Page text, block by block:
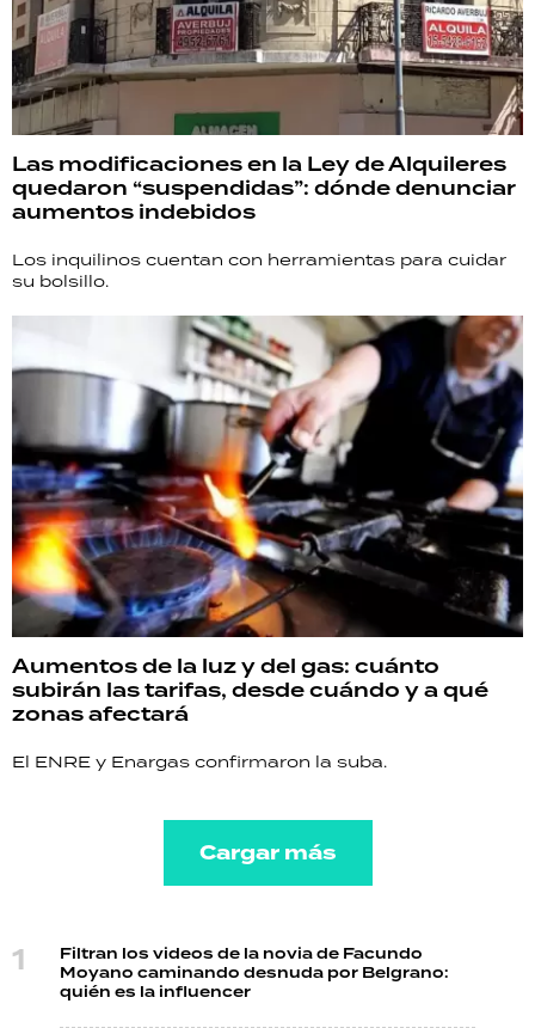
Las modificaciones en la Ley de Alquileres
quedaron “suspendidas”: dónde denunciar
aumentos indebidos
Los inquilinos cuentan con herramientas para cuidar
su bolsillo.
Aumentos de la luz y del gas: cuánto
subirán las tarifas, desde cuándo y a qué
zonas afectará
El ENRE y Enargas confirmaron la suba.
Cargar más
Filtran los videos de la novia de Facundo
Moyano caminando desnuda por Belgrano:
quién es la influencer